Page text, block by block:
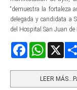
“demuestra la fortaleza
delegada y candidata a
del Hospital San Juan de
FacebookWhatsApp
LEER